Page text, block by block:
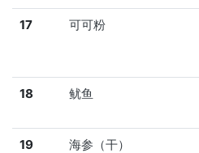
17 可可粉
18 鱿鱼
19 海参（干）